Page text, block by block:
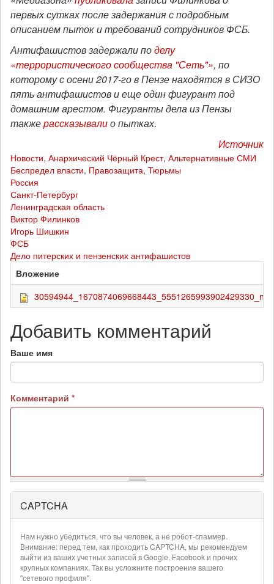
первых сутках после задержания с подробным
описанием пыток и требований сотрудников ФСБ.
Антифашистов задержали поделу
«террористического сообщества "Сеть"», по
которому с осени 2017-го в Пензе находятся в СИЗО
пять антифашистов и еще один фигурант под
домашним арестом. Фигуранты дела из Пензы
такжерассказывалио пытках.
Источник
Новости, Анархический Чёрный Крест, Альтернативные СМИ
Беспредел власти, Правозащита, Тюрьмы
Россия
Санкт-Петербург
Ленинградская область
Виктор Филинков
Игорь Шишкин
ФСБ
Дело питерских и пензенских антифашистов
Вложение
Добавить комментарий
Ваше имя
Комментарий *
Более
подробная
информация
текстовых
форматах
CAPTCHA
Нам нужно убедиться, что вы человек, а не робот-спаммер.
Внимание: перед тем, как проходить CAPTCHA, мы рекомендуем
выйти из ваших учетных записей в Google, Facebook и прочих
крупных компаниях. Так вы усложните построение вашего
"сетевого профиля".